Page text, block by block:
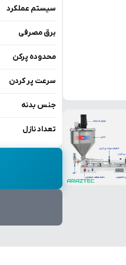
سیستم عملکرد
برق مصرفی
محدوده پرکن
سرعت پر کردن
جنس بدنه
تعداد نازل